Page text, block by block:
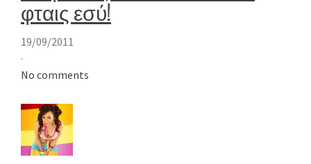
φταις εσύ!
19/09/2011
·
No comments